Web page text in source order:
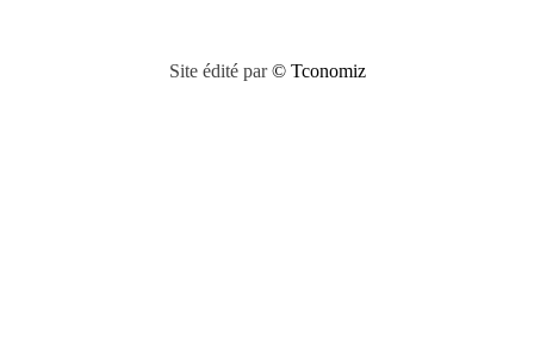
Site édité par© Tconomiz